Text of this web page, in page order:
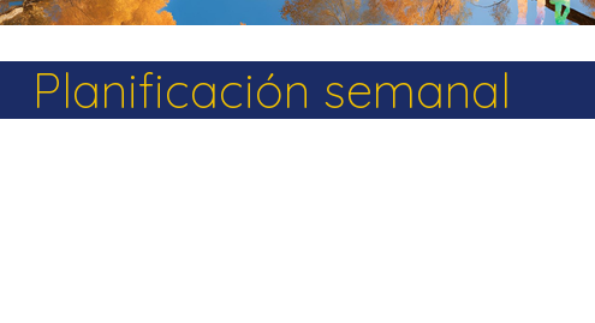
Planificación semanal